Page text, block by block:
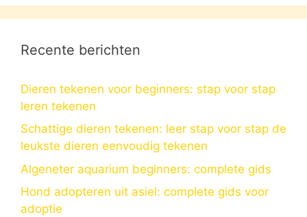
Recente berichten
Dieren tekenen voor beginners: stap voor stap
leren tekenen
Schattige dieren tekenen: leer stap voor stap de
leukste dieren eenvoudig tekenen
Algeneter aquarium beginners: complete gids
Hond adopteren uit asiel: complete gids voor
adoptie